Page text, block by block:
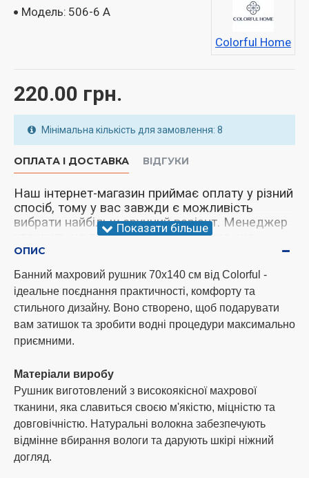
220.00 грн.
Модель: 506-6 A
Colorful Home
Мінімальна кількість для замовлення: 8
ОПЛАТА І ДОСТАВКА ВІДГУКИ
Наш інтернет-магазин приймає оплату у різний
спосіб, тому у вас завжди є можливість
вибрати найбільш зручний варіант. Менеджер
уточнить це питання під час дзвінка, що
підтверджує.
Увага!
У нас відбулися зміни щодо
надсилання товару. Ми тепер надсилаємо
замовлення тричі на тиждень, а саме
понеділок, середа та субота. Дякую за
Способи оплати
оплата готівкою при самовивезенні за
адресою м. Одеса ринок 7км;
оплата банківським чи поштовим
ОПИС
Банний махровий рушник 70х140 см від Colorful -
ідеальне поєднання практичності, комфорту та
стильного дизайну. Воно створено, щоб подарувати
вам затишок та зробити водні процедури максимально
приємними.
Матеріали виробу
Рушник виготовлений з високоякісної махрової
тканини, яка славиться своєю м'якістю, міцністю та
довговічністю. Натуральні волокна забезпечують
відмінне вбирання вологи та дарують шкірі ніжний
догляд.